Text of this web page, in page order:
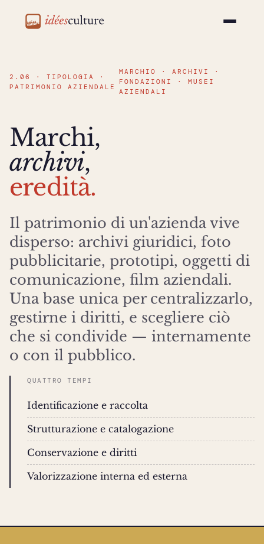
idéesculture
2.06 · TIPOLOGIA ·
PATRIMONIO AZIENDALE
MARCHIO · ARCHIVI ·
FONDAZIONI · MUSEI
AZIENDALI
Marchi,
archivi,
eredità.
Il patrimonio di un'azienda vive
disperso: archivi giuridici, foto
pubblicitarie, prototipi, oggetti di
comunicazione, film aziendali.
Una base unica per centralizzarlo,
gestirne i diritti, e scegliere ciò
che si condivide — internamente
o con il pubblico.
QUATTRO TEMPI
Identificazione e raccolta
Strutturazione e catalogazione
Conservazione e diritti
Valorizzazione interna ed esterna